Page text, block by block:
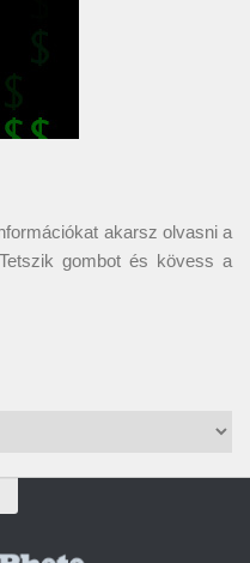
akarsz olvasni a
gombot és kövess a